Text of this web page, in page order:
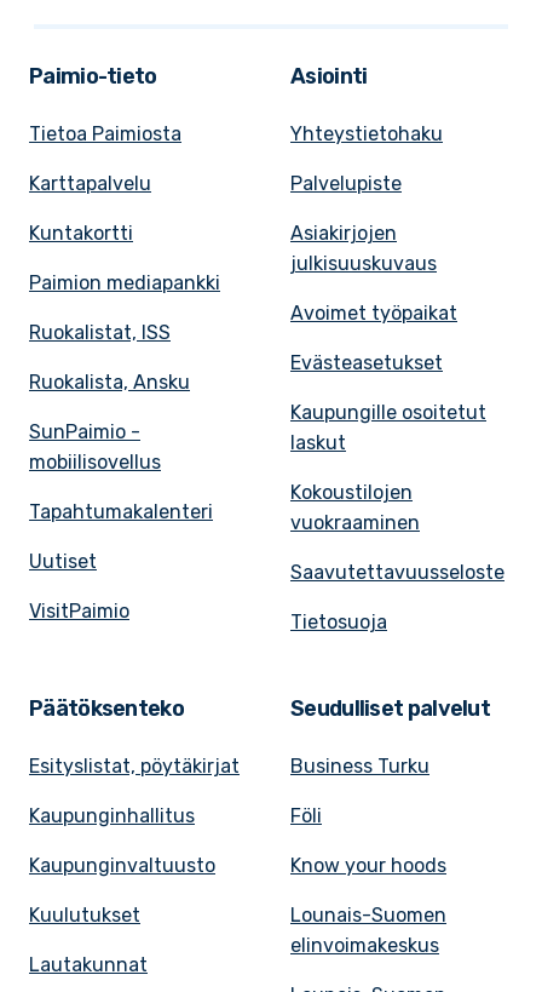
Paimio-tieto
Tietoa Paimiosta
Karttapalvelu
Kuntakortti
Paimion mediapankki
Ruokalistat, ISS
Ruokalista, Ansku
SunPaimio -
mobiilisovellus
Tapahtumakalenteri
Uutiset
VisitPaimio
Asiointi
Yhteystietohaku
Palvelupiste
Asiakirjojen
julkisuuskuvaus
Avoimet työpaikat
Evästeasetukset
Kaupungille osoitetut
laskut
Kokoustilojen
vuokraaminen
Saavutettavuusseloste
Tietosuoja
Päätöksenteko
Esityslistat, pöytäkirjat
Kaupunginhallitus
Kaupunginvaltuusto
Kuulutukset
Lautakunnat
Seudulliset palvelut
Business Turku
Föli
Know your hoods
Lounais-Suomen
elinvoimakeskus